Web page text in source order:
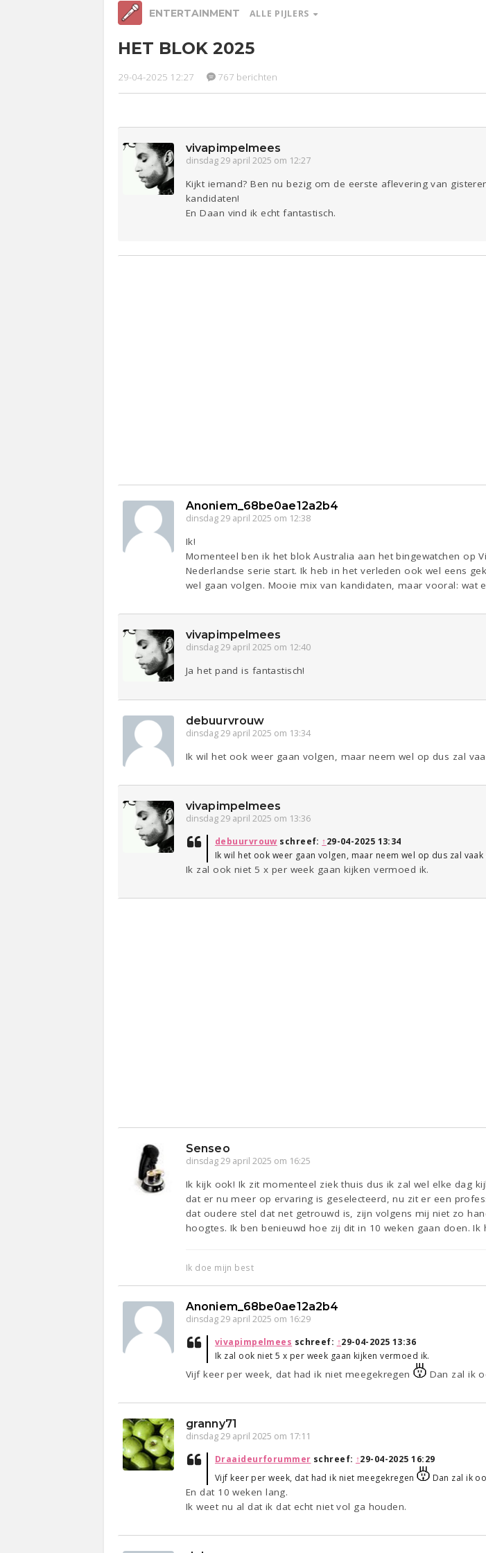
ENTERTAINMENT ALLE PIJLERS
Entertainment
Sport
HET BLOK 2025
29-04-2025 12:27 767 berichten
vivapimpelmees
dinsdag 29 april 2025 om 12:27
Kijkt iemand? Ben nu bezig om de eerste aflevering van
kandidaten!
En Daan vind ik echt fantastisch.
Anoniem_68be0ae12a2b4
dinsdag 29 april 2025 om 12:38
Ik!
Momenteel ben ik het blok Australia aan het bingewatchen op
Nederlandse serie start. Ik heb in het verleden ook wel eens
wel gaan volgen. Mooie mix van kandidaten, maar vooral: wat
vivapimpelmees
dinsdag 29 april 2025 om 12:40
Ja het pand is fantastisch!
debuurvrouw
dinsdag 29 april 2025 om 13:34
Ik wil het ook weer gaan volgen, maar neem wel op dus zal
vivapimpelmees
dinsdag 29 april 2025 om 13:36
debuurvrouw schreef: ↑29-04-2025 13:34
Ik wil het ook weer gaan volgen, maar neem wel op dus zal
Ik zal ook niet 5 x per week gaan kijken vermoed ik.
Senseo
dinsdag 29 april 2025 om 16:25
Ik kijk ook! Ik zit momenteel ziek thuis dus ik zal wel elke dag
dat er nu meer op ervaring is geselecteerd, nu zit er een
dat oudere stel dat net getrouwd is, zijn volgens mij niet zo
hoogtes. Ik ben benieuwd hoe zij dit in 10 weken gaan doen. Ik
Ik doe mijn best
Anoniem_68be0ae12a2b4
dinsdag 29 april 2025 om 16:29
vivapimpelmees schreef: ↑29-04-2025 13:36
Ik zal ook niet 5 x per week gaan kijken vermoed ik.
Vijf keer per week, dat had ik niet meegekregen Dan zal ik
granny71
dinsdag 29 april 2025 om 17:11
Draaideurforummer schreef: ↑29-04-2025 16:29
Vijf keer per week, dat had ik niet meegekregen
Dan zal ik
En dat 10 weken lang.
Ik weet nu al dat ik dat echt niet vol ga houden.